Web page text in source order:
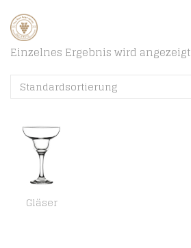
Einzelnes Ergebnis wird angezeigt
Standardsortierung
Gläser